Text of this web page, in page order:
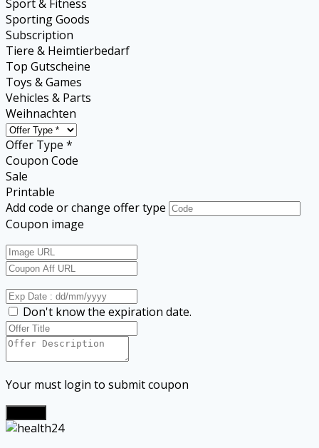
Sport & Fitness
Sporting Goods
Subscription
Tiere & Heimtierbedarf
Top Gutscheine
Toys & Games
Vehicles & Parts
Weihnachten
Offer Type *
Coupon Code
Sale
Printable
Add code or change offer type
Coupon image
Don't know the expiration date.
Your must login to submit coupon